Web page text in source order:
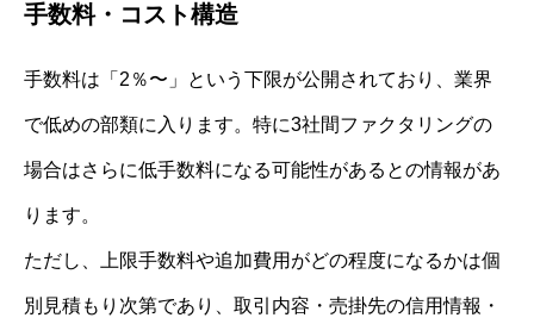
手数料・コスト構造
手数料は「2％〜」という下限が公開されており、業界
で低めの部類に入ります。特に3社間ファクタリングの
場合はさらに低手数料になる可能性があるとの情報があ
ります。
ただし、上限手数料や追加費用がどの程度になるかは個
別見積もり次第であり、取引内容・売掛先の信用情報・